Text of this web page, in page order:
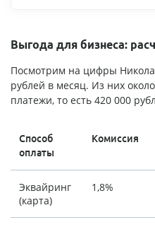
Выгода для бизнеса:
Посмотрим на цифры
рублей в месяц. Из них
платежи, то есть 420 000
Способ
оплаты
Комиссия
Эквайринг
(карта)
1,8%